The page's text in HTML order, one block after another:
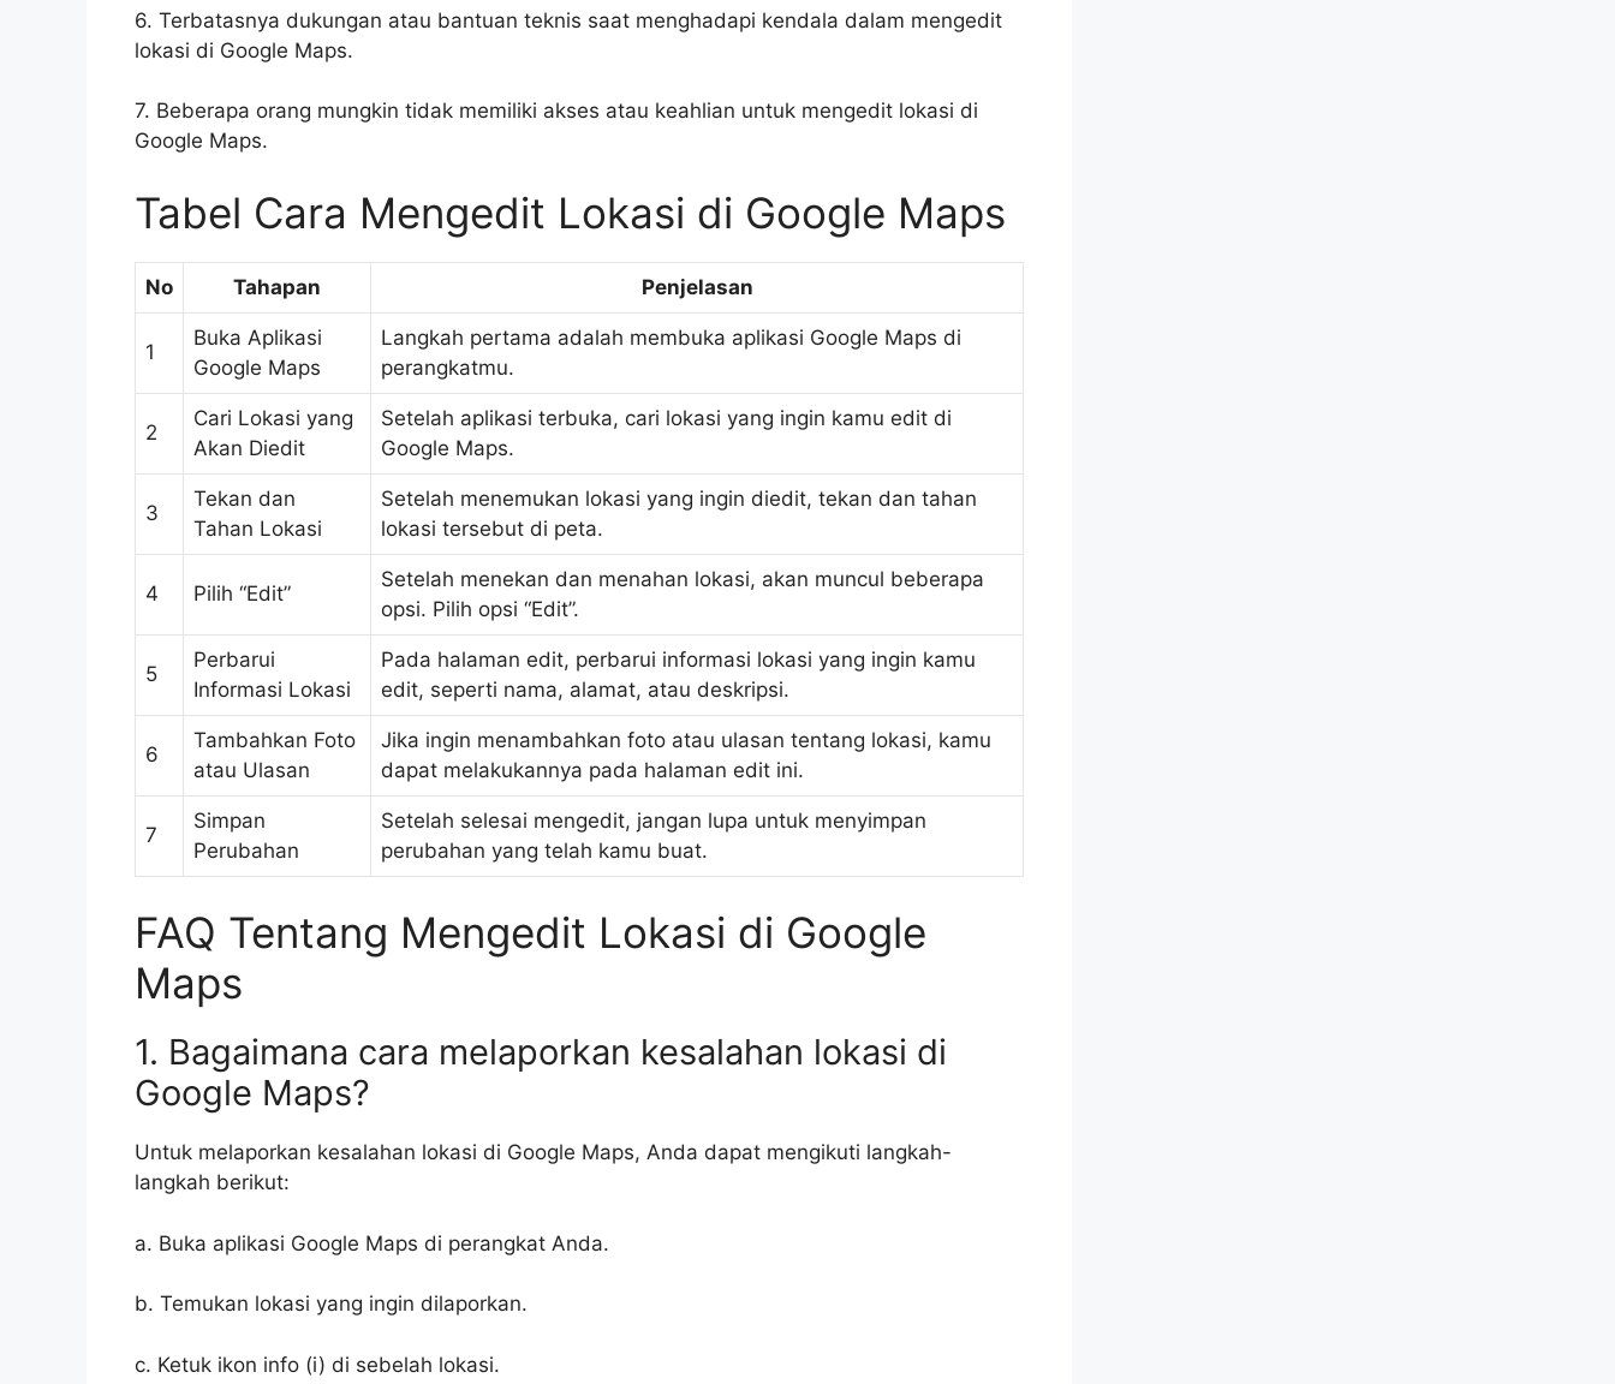
6. Terbatasnya dukungan atau bantuan teknis saat menghadapi kendala dalam mengedit
lokasi di Google Maps.
7. Beberapa orang mungkin tidak memiliki akses atau keahlian untuk mengedit lokasi di
Google Maps.
Tabel Cara Mengedit Lokasi di Google Maps
No Tahapan Penjelasan
1
Buka Aplikasi
Google Maps
Langkah pertama adalah membuka aplikasi Google Maps di
perangkatmu.
2
Cari Lokasi yang
Akan Diedit
Setelah aplikasi terbuka, cari lokasi yang ingin kamu edit di
Google Maps.
3
Tekan dan
Tahan Lokasi
Setelah menemukan lokasi yang ingin diedit, tekan dan tahan
lokasi tersebut di peta.
4 Pilih “Edit”
Setelah menekan dan menahan lokasi, akan muncul beberapa
opsi. Pilih opsi “Edit”.
5
Perbarui
Informasi Lokasi
Pada halaman edit, perbarui informasi lokasi yang ingin kamu
edit, seperti nama, alamat, atau deskripsi.
6
Tambahkan Foto
atau Ulasan
Jika ingin menambahkan foto atau ulasan tentang lokasi, kamu
dapat melakukannya pada halaman edit ini.
7
Simpan
Perubahan
Setelah selesai mengedit, jangan lupa untuk menyimpan
perubahan yang telah kamu buat.
FAQ Tentang Mengedit Lokasi di Google
Maps
1. Bagaimana cara melaporkan kesalahan lokasi di
Google Maps?
Untuk melaporkan kesalahan lokasi di Google Maps, Anda dapat mengikuti langkah-
langkah berikut:
a. Buka aplikasi Google Maps di perangkat Anda.
b. Temukan lokasi yang ingin dilaporkan.
c. Ketuk ikon info (i) di sebelah lokasi.